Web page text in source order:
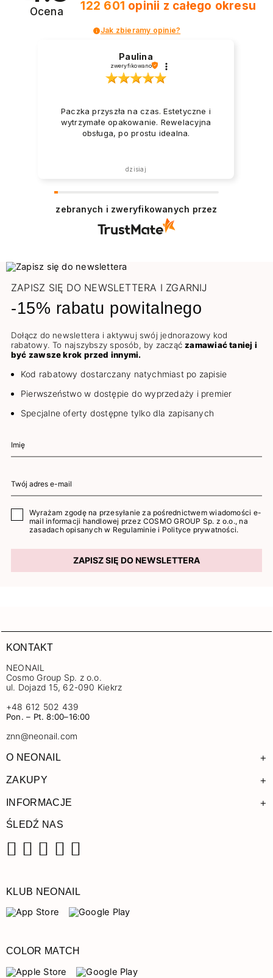
Ocena
122 601 opinii z całego okresu
Jak zbieramy opinie?
Paulina
zweryfikowano
Paczka przyszła na czas. Estetyczne i
wytrzymałe opakowanie. Rewelacyjna
obsługa, po prostu idealna.
dzisiaj
zebranych i zweryfikowanych przez
ZAPISZ SIĘ DO NEWSLETTERA I ZGARNIJ
-15% rabatu powitalnego
Dołącz do newslettera i aktywuj swój jednorazowy kod
rabatowy. To najszybszy sposób, by zacząćzamawiać taniej i
być zawsze krok przed innymi.
Kod rabatowy dostarczany natychmiast po zapisie
Pierwszeństwo w dostępie do wyprzedaży i premier
Specjalne oferty dostępne tylko dla zapisanych
Wyrażam zgodę na przesyłanie za pośrednictwem wiadomości e-
mail informacji handlowej przez COSMO GROUP Sp. z o.o., na
zasadach opisanych w Regulaminie i Polityce prywatności.
ZAPISZ SIĘ DO NEWSLETTERA
KONTAKT
NEONAIL
Cosmo Group Sp. z o.o.
ul. Dojazd 15, 62-090 Kiekrz
+48 612 502 439
Pon. – Pt. 8:00–16:00
znn@neonail.com
O NEONAIL +
ZAKUPY +
INFORMACJE +
ŚLEDŹ NAS
KLUB NEONAIL
COLOR MATCH